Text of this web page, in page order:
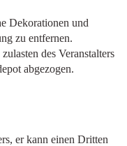
Dekorationen und
zu entfernen.
des Veranstalters
abgezogen.
er kann einen Dritten